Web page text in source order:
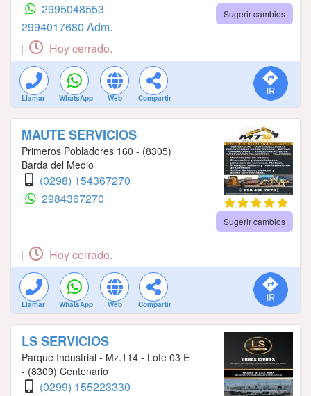
2995048553
2994017680 Adm.
Sugerir cambios
| Hoy cerrado.
Llamar WhatsApp Web Compartir
MAUTE SERVICIOS
Primeros Pobladores 160 - (8305)
Barda del Medio
(0298) 154367270
2984367270
Sugerir cambios
| Hoy cerrado.
Llamar WhatsApp Web Compartir
LS SERVICIOS
Parque Industrial - Mz.114 - Lote 03 E
- (8309) Centenario
(0299) 155223330